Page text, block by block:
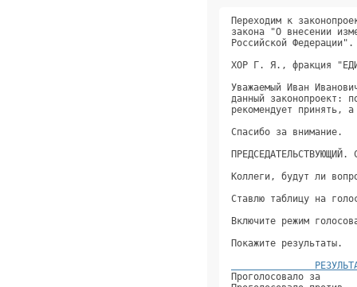
Переходим к
закона "О внесении
Российской
ХОР Г. Я.,
Уважаемый Иван
данный
Коллеги, будут
Ставлю